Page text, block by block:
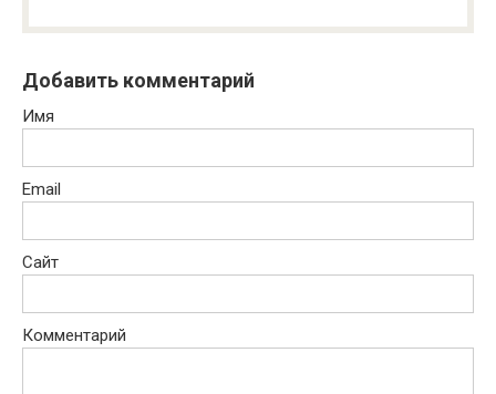
Добавить комментарий
Имя
Email
Сайт
Комментарий